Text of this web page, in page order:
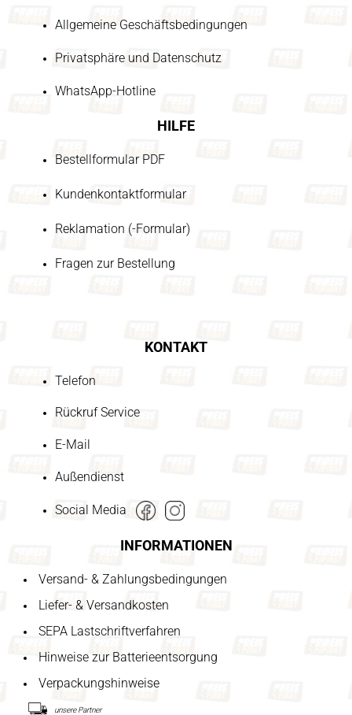
Allgemeine Geschäftsbedingungen
Privatsphäre und Datenschutz
WhatsApp-Hotline
HILFE
Bestellformular PDF
Kundenkontaktformular
Reklamation (-Formular)
Fragen zur Bestellung
KONTAKT
Telefon
Rückruf Service
E-Mail
Außendienst
Social Media
INFORMATIONEN
Versand- & Zahlungsbedingungen
Liefer- & Versandkosten
SEPA Lastschriftverfahren
Hinweise zur Batterieentsorgung
Verpackungshinweise
unsere Partner